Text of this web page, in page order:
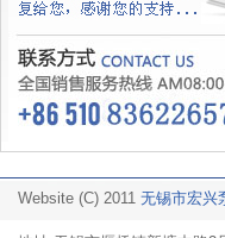
Website (C) 2011 无锡市宏兴